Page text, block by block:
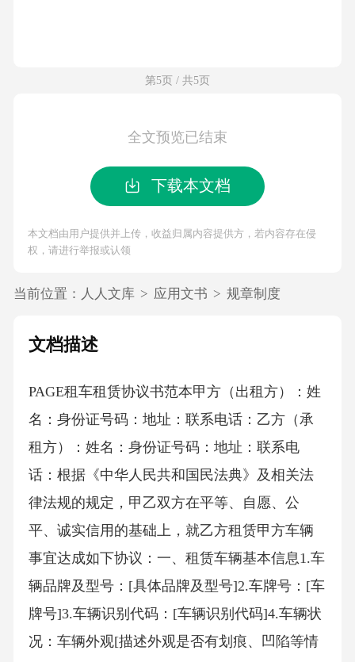
第5页 / 共5页
全文预览已结束
下载本文档
本文档由用户提供并上传，收益归属内容提供方，若内容存在侵
权，请进行举报或认领
当前位置： 人人文库 > 应用文书 > 规章制度
文档描述
PAGE租车租赁协议书范本 甲方（出租方）：姓
名：身份证号码：地址：联系电话：乙方（承
租方）：姓名：身份证号码：地址：联系电
话：根据《中华人民共和国民法典》及相关法
律法规的规定，甲乙双方在平等、自愿、公
平、诚实信用的基础上，就乙方租赁甲方车辆
事宜达成如下协议：一、租赁车辆基本信息1.车
辆品牌及型号：[具体品牌及型号]2.车牌号：[车
牌号]3.车辆识别代码：[车辆识别代码]4.车辆状
况：车辆外观[描述外观是否有划痕、凹陷等情